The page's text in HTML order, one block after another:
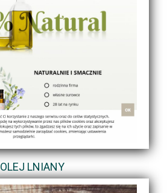
OLEJ LNIANY